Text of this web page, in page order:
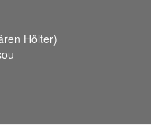
Hölter)